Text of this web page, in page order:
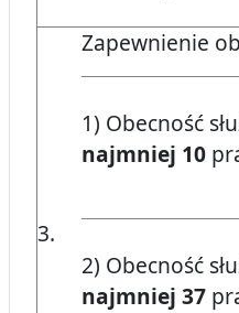
3.
Zapewnienie
1) Obecność
najmniej 10
2) Obecność
najmniej 37